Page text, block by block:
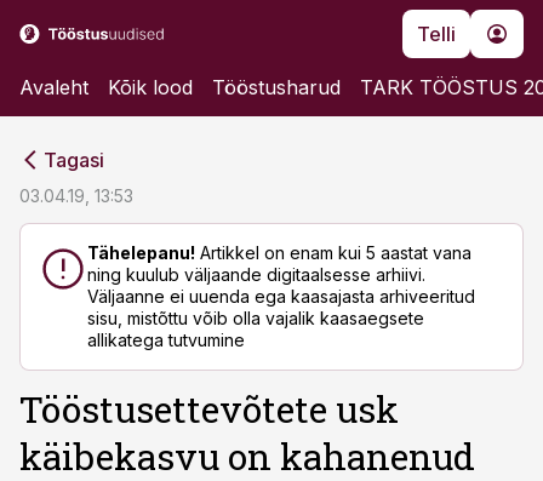
Telli
Avaleht Kõik lood Tööstusharud TARK TÖÖSTUS
Tagasi
03.04.19, 13:53
Tähelepanu! Artikkel on enam kui 5 aastat vana
ning kuulub väljaande digitaalsesse arhiivi.
Väljaanne ei uuenda ega kaasajasta arhiveeritud
sisu, mistõttu võib olla vajalik kaasaegsete
allikatega tutvumine
Tööstusettevõtete usk
käibekasvu on kahanenud